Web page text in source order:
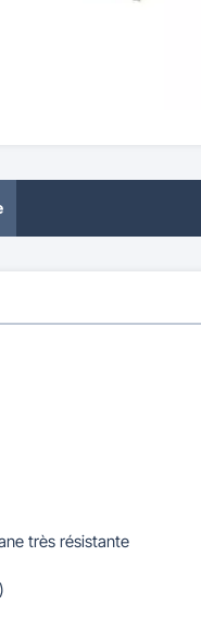
très résistante